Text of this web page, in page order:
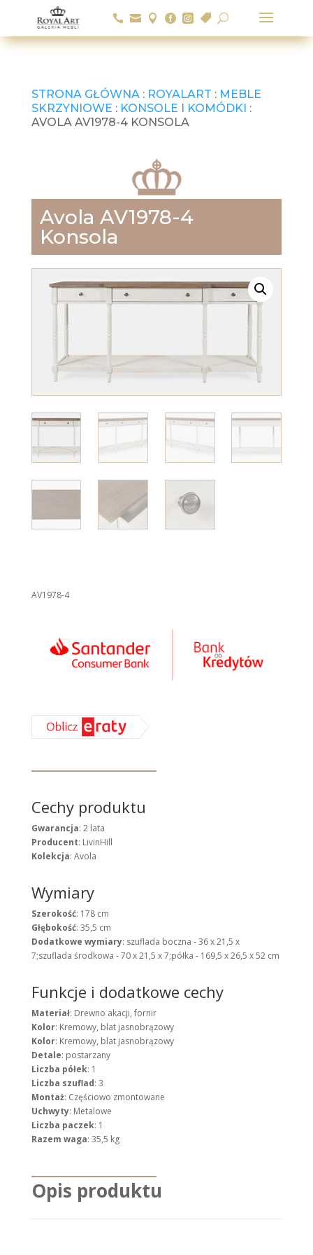
      U
STRONA GŁÓWNA: ROYALART : MEBLE
SKRZYNIOWE : KONSOLE I KOMÓDKI :
AVOLA AV1978-4 KONSOLA
Avola AV1978-4
Konsola
AV1978-4
Cechy produktu
Gwarancja: 2 lata
Producent: LivinHill
Kolekcja: Avola
Wymiary
Szerokość: 178 cm
Głębokość: 35,5 cm
Dodatkowe wymiary: szuflada boczna - 36 x 21,5 x
7;szuflada środkowa - 70 x 21,5 x 7;półka - 169,5 x 26,5 x 52 cm
Funkcje i dodatkowe cechy
Materiał: Drewno akacji, fornir
Kolor: Kremowy, blat jasnobrązowy
Kolor: Kremowy, blat jasnobrązowy
Detale: postarzany
Liczba półek: 1
Liczba szuflad: 3
Montaż: Częściowo zmontowane
Uchwyty: Metalowe
Liczba paczek: 1
Razem waga: 35,5 kg
Opis produktu